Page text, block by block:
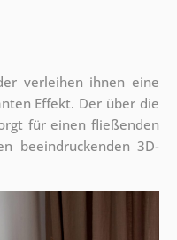
verleihen ihnen eine
Effekt. Der über die
für einen fließenden
beeindruckenden 3D-